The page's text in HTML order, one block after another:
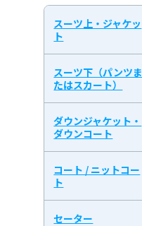
スーツ上・ジャケッ
ト
スーツ下（パンツま
たはスカート）
ダウンジャケット・
ダウンコート
コート / ニットコー
ト
セーター